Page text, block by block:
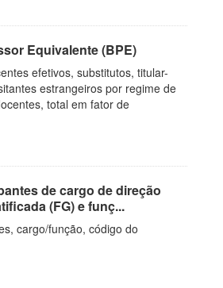
Equivalente (BPE)
efetivos, substitutos, titular-
estrangeiros por regime de
total em fator de
de cargo de direção
(FG) e funç...
cargo/função, código do